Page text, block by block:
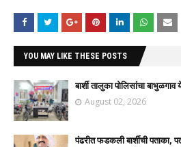
YOU MAY LIKE THESE POSTS
बार्शी तालुका पोलिसांचा
August 02, 2026
पंढरीत फडकली बार्शीची पताका,